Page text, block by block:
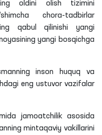
oldini olish tizimini
chora-tadbirlar
qabul qilinishi yangi
yangi bosqichga
inson huquq va
eng ustuvor vazifalar
jamoatchilik asosida
mintaqaviy vakillarini